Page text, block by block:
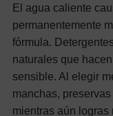
El agua caliente
permanentemente
fórmula.
naturales que
sensible. Al elegir
manchas,
mientras aún logras